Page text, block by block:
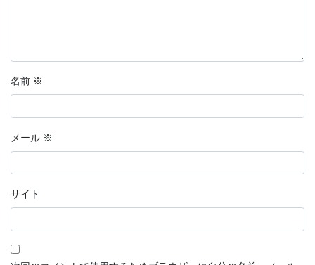
名前 ※
メール ※
サイト